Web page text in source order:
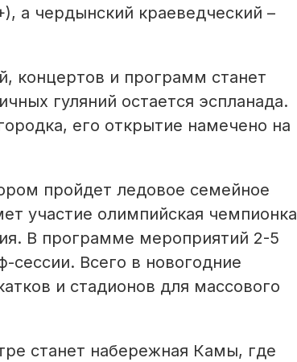
а чердынский краеведческий –
концертов и программ станет
гуляний остается эспланада.
его открытие намечено на
пройдет ледовое семейное
участие олимпийская чемпионка
В программе мероприятий 2-5
сессии. Всего в новогодние
и стадионов для массового
станет набережная Камы, где